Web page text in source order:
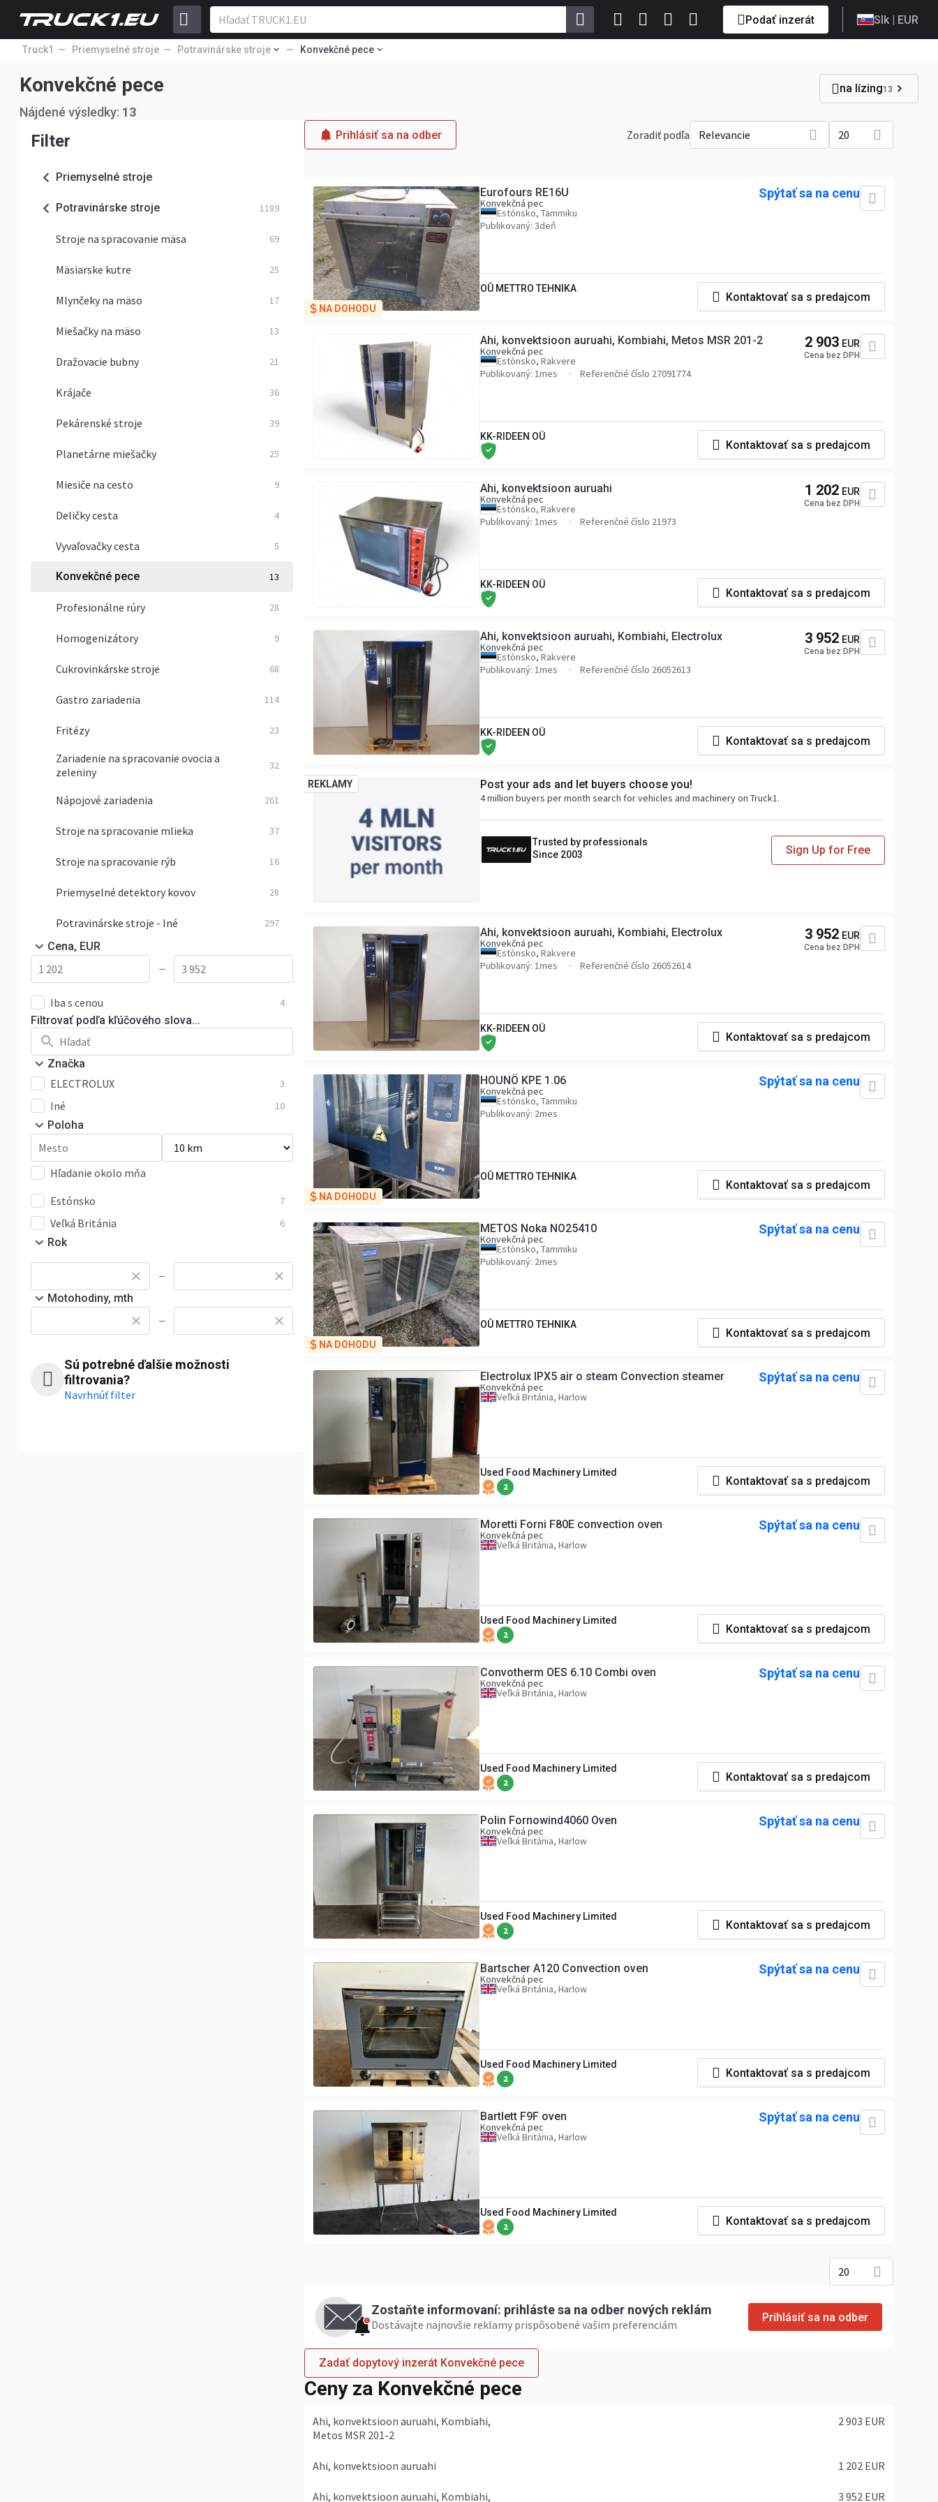
Podať inzerát Slk | EUR
Truck1 Priemyselné stroje Potravinárske stroje Konvekčné pece
Konvekčné pece
Nájdené výsledky: 13
na lízing13
Filter
Priemyselné stroje
Potravinárske stroje 1189
Stroje na spracovanie mäsa 69
Mäsiarske kutre 25
Mlynčeky na mäso 17
Miešačky na mäso 13
Dražovacie bubny 21
Krájače 36
Pekárenské stroje 39
Planetárne miešačky 25
Miesiče na cesto 9
Deličky cesta 4
Vyvaľovačky cesta 5
Konvekčné pece 13
Profesionálne rúry 28
Homogenizátory 9
Cukrovinkárske stroje 68
Gastro zariadenia 114
Fritézy 23
Zariadenie na spracovanie ovocia a
zeleniny
32
Nápojové zariadenia 261
Stroje na spracovanie mlieka 37
Stroje na spracovanie rýb 16
Priemyselné detektory kovov 28
Potravinárske stroje - Iné 297
Cena, EUR
—
Iba s cenou 4
Filtrovať podľa kľúčového slova...
Značka
ELECTROLUX 3
Iné 10
Poloha
Hľadanie okolo mňa
Estónsko
7
Veľká Británia 6
Rok
—
Motohodiny, mth
—
Sú potrebné ďalšie možnosti
filtrovania?
Navrhnúť filter
Prihlásiť sa na odber Zoradiť podľa Relevancie 20
NA DOHODU
Eurofours RE16U
Konvekčná pec
Estónsko, Tammiku
Publikovaný: 3deň
Spýtať sa na cenu
OÛ METTRO TEHNIKA
Kontaktovať sa s predajcom
Ahi, konvektsioon auruahi, Kombiahi, Metos MSR 201-2
Konvekčná pec
Estónsko, Rakvere
Publikovaný: 1mes
Referenčné číslo 27091774
2 903 EUR
Cena bez DPH
KK-RIDEEN OÜ
Kontaktovať sa s predajcom
Ahi, konvektsioon auruahi
Konvekčná pec
Estónsko, Rakvere
Publikovaný: 1mes
Referenčné číslo 21973
1 202 EUR
Cena bez DPH
KK-RIDEEN OÜ
Kontaktovať sa s predajcom
Ahi, konvektsioon auruahi, Kombiahi, Electrolux
Konvekčná pec
Estónsko, Rakvere
Publikovaný: 1mes
Referenčné číslo 26052613
3 952 EUR
Cena bez DPH
KK-RIDEEN OÜ
Kontaktovať sa s predajcom
REKLAMY Post your ads and let buyers choose you!
4 million buyers per month search for vehicles and machinery on Truck1.
Trusted by professionals
Since 2003
Sign Up for Free
Ahi, konvektsioon auruahi, Kombiahi, Electrolux
Konvekčná pec
Estónsko, Rakvere
Publikovaný: 1mes
Referenčné číslo 26052614
3 952 EUR
Cena bez DPH
KK-RIDEEN OÜ
Kontaktovať sa s predajcom
NA DOHODU
HOUNÖ KPE 1.06
Konvekčná pec
Estónsko, Tammiku
Publikovaný: 2mes
Spýtať sa na cenu
OÛ METTRO TEHNIKA
Kontaktovať sa s predajcom
NA DOHODU
METOS Noka NO25410
Konvekčná pec
Estónsko, Tammiku
Publikovaný: 2mes
Spýtať sa na cenu
OÛ METTRO TEHNIKA
Kontaktovať sa s predajcom
Electrolux IPX5 air o steam Convection steamer
Konvekčná pec
Veľká Británia, Harlow
Spýtať sa na cenu
Used Food Machinery Limited
2 Kontaktovať sa s predajcom
Moretti Forni F80E convection oven
Konvekčná pec
Veľká Británia, Harlow
Spýtať sa na cenu
Used Food Machinery Limited
2 Kontaktovať sa s predajcom
Convotherm OES 6.10 Combi oven
Konvekčná pec
Veľká Británia, Harlow
Spýtať sa na cenu
Used Food Machinery Limited
2 Kontaktovať sa s predajcom
Polin Fornowind4060 Oven
Konvekčná pec
Veľká Británia, Harlow
Spýtať sa na cenu
Used Food Machinery Limited
2 Kontaktovať sa s predajcom
Bartscher A120 Convection oven
Konvekčná pec
Veľká Británia, Harlow
Spýtať sa na cenu
Used Food Machinery Limited
2 Kontaktovať sa s predajcom
Bartlett F9F oven
Konvekčná pec
Veľká Británia, Harlow
Spýtať sa na cenu
Used Food Machinery Limited
2 Kontaktovať sa s predajcom
20
Zostaňte informovaní: prihláste sa na odber nových reklám
Dostávajte najnovšie reklamy prispôsobené vašim preferenciám
Prihlásiť sa na odber
Zadať dopytový inzerát Konvekčné pece
Ceny za Konvekčné pece
Ahi, konvektsioon auruahi, Kombiahi,
Metos MSR 201-2
2 903 EUR
Ahi, konvektsioon auruahi 1 202 EUR
Ahi, konvektsioon auruahi, Kombiahi, 3 952 EUR